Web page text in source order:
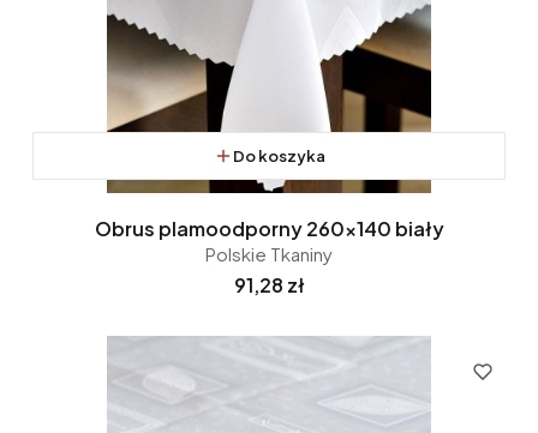
Do koszyka
Obrus plamoodporny 260x140 biały
Polskie Tkaniny
Cena
91,28 zł